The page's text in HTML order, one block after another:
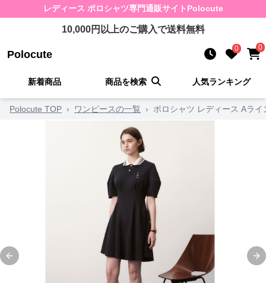
レディース ポロシャツ専門通販サイト Polocute
10,000円以上のご購入で送料無料
Polocute 0 0
新着商品 商品を検索 人気ランキング
Polocute TOP › ワンピースの一覧 › ポロシャツ レディース Aラ
Previous slide